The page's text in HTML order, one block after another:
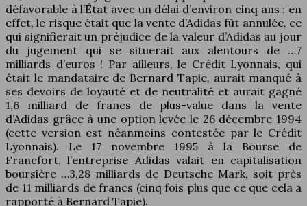
défavorable à l’État avec un délai d’environ cinq ans : en
effet, le risque était que la vente d’Adidas fût annulée, ce
qui signifierait un préjudice de la valeur d’Adidas au jour
du jugement qui se situerait aux alentours de …7
milliards d’euros ! Par ailleurs, le Crédit Lyonnais, qui
était le mandataire de Bernard Tapie, aurait manqué à
ses devoirs de loyauté et de neutralité et aurait gagné
1,6 milliard de francs de plus-value dans la vente
d’Adidas grâce à une option levée le 26 décembre 1994
(cette version est néanmoins contestée par le Crédit
Lyonnais). Le 17 novembre 1995 à la Bourse de
Francfort, l’entreprise Adidas valait en capitalisation
boursière …3,28 milliards de Deutsche Mark, soit près
de 11 milliards de francs (cinq fois plus que ce que cela a
rapporté à Bernard Tapie).